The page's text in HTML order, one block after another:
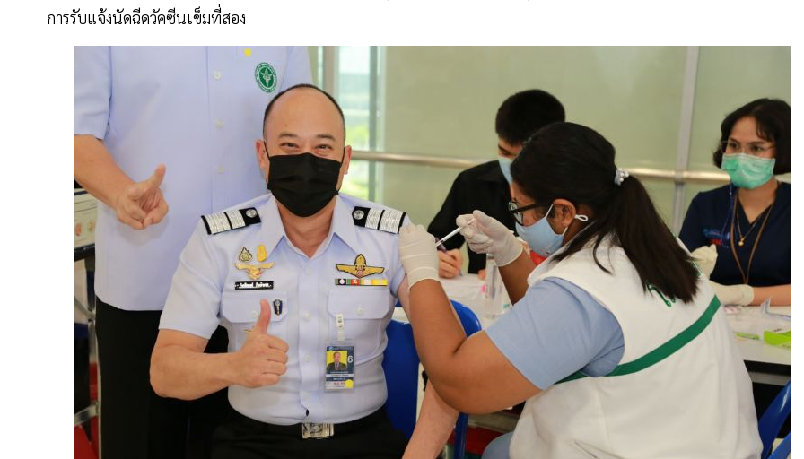
การรับแจ้งนัดฉีดวัคซีนเข็มที่สอง